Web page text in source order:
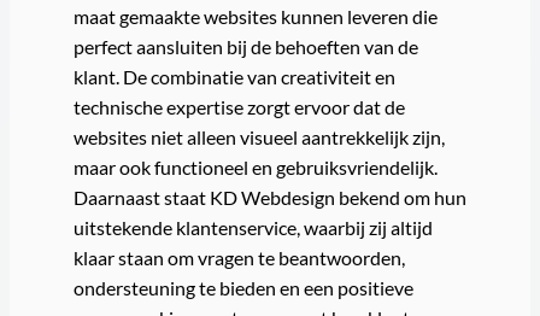
maat gemaakte websites kunnen leveren die
perfect aansluiten bij de behoeften van de
klant. De combinatie van creativiteit en
technische expertise zorgt ervoor dat de
websites niet alleen visueel aantrekkelijk zijn,
maar ook functioneel en gebruiksvriendelijk.
Daarnaast staat KD Webdesign bekend om hun
uitstekende klantenservice, waarbij zij altijd
klaar staan om vragen te beantwoorden,
ondersteuning te bieden en een positieve